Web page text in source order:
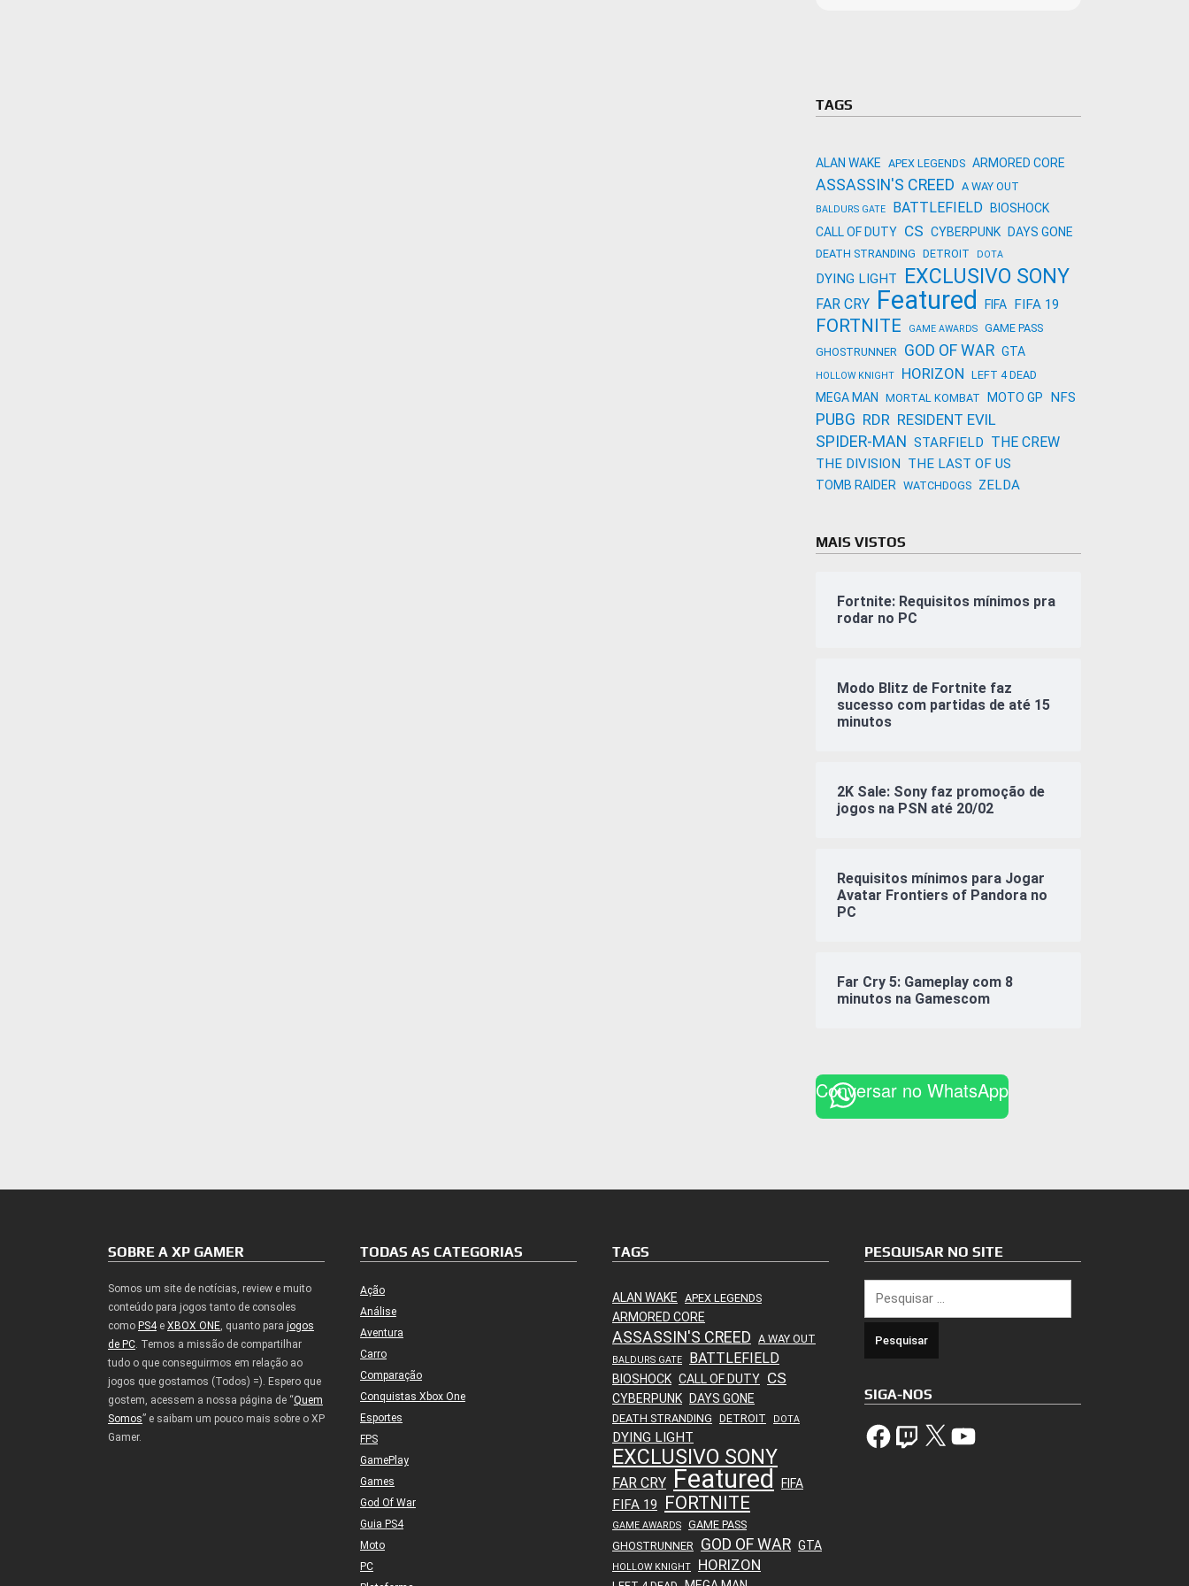
TAGS
ALAN WAKE APEX LEGENDS ARMORED CORE
ASSASSIN'S CREED A WAY OUT
BALDURS GATE BATTLEFIELD
BIOSHOCK
CALL OF DUTY CS CYBERPUNK DAYS GONE
DEATH STRANDING DETROIT DOTA
DYING LIGHT EXCLUSIVO SONY
FAR CRY Featured FIFA FIFA 19
FORTNITE GAME AWARDS
GAME PASS
GHOSTRUNNER GOD OF WAR GTA
HOLLOW KNIGHT HORIZON LEFT 4 DEAD
MEGA MAN MORTAL KOMBAT MOTO GP NFS
PUBG RDR RESIDENT EVIL
SPIDER-MAN STARFIELD THE CREW
THE DIVISION THE LAST OF US
TOMB RAIDER WATCHDOGS ZELDA
MAIS VISTOS
Fortnite: Requisitos mínimos pra
rodar no PC
Modo Blitz de Fortnite faz
sucesso com partidas de até 15
minutos
2K Sale: Sony faz promoção de
jogos na PSN até 20/02
Requisitos mínimos para Jogar
Avatar Frontiers of Pandora no
PC
Far Cry 5: Gameplay com 8
minutos na Gamescom
Conversar no WhatsApp
SOBRE A XP GAMER
Somos um site de notícias, review e muito
conteúdo para jogos tanto de consoles
como PS4e XBOX ONE, quanto para jogos
de PC. Temos a missão de compartilhar
tudo o que conseguirmos em relação ao
jogos que gostamos (Todos) =). Espero que
gostem, acessem a nossa página de “Quem
Somos” e saibam um pouco mais sobre o XP
Gamer.
TODAS AS CATEGORIAS
Ação
Análise
Aventura
Carro
Comparação
Conquistas Xbox One
Esportes
FPS
GamePlay
Games
God Of War
Guia PS4
Moto
PC
TAGS
ALAN WAKE APEX LEGENDS
ARMORED CORE
ASSASSIN'S CREED A WAY OUT
BALDURS GATE BATTLEFIELD
BIOSHOCK CALL OF DUTY CS
CYBERPUNK DAYS GONE
DEATH STRANDING DETROIT DOTA
DYING LIGHT
EXCLUSIVO SONY
FAR CRY Featured FIFA
FIFA 19 FORTNITE
GAME AWARDS
GAME PASS
GHOSTRUNNER GOD OF WAR GTA
HOLLOW KNIGHT HORIZON
PESQUISAR NO SITE
por:
SIGA-NOS
FacebookTwitch X YouTube